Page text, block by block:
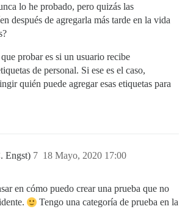
lo he probado, pero quizás las
después de agregarla más tarde en la vida
probar es si un usuario recibe
de personal. Si ese es el caso,
quién puede agregar esas etiquetas para
Engst) 18 Mayo, 2020 17:00
7
en cómo puedo crear una prueba que no
Tengo una categoría de prueba en la